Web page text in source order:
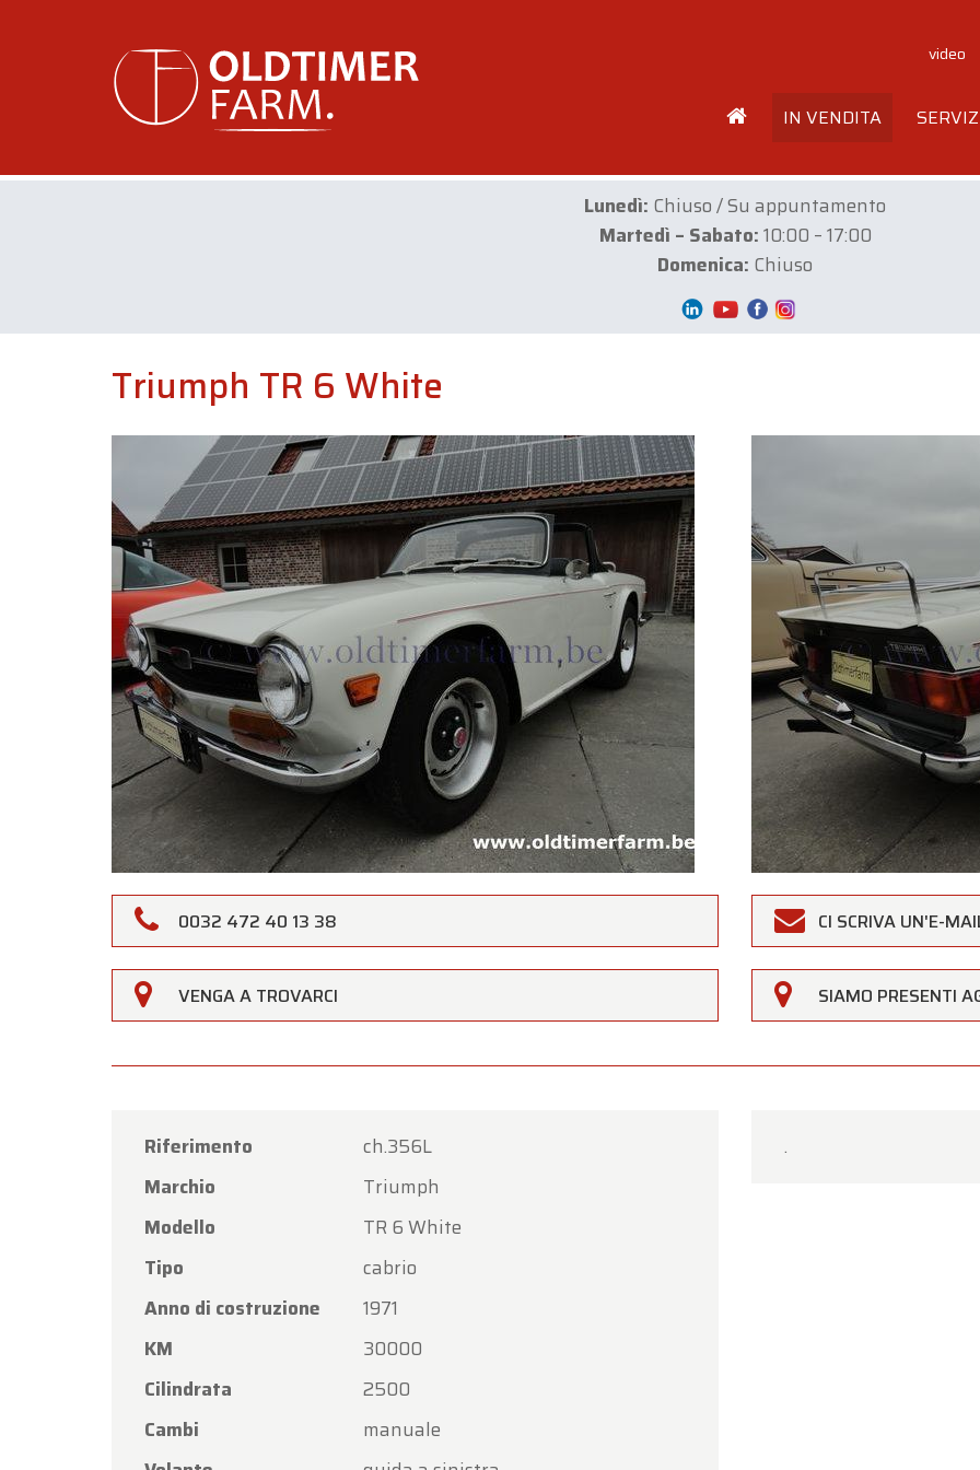
video
IN VENDITA
Lunedì: Chiuso / Su appuntamento
Martedì – Sabato:10:00 – 17:00
Domenica: Chiuso
Triumph TR 6 White
0032 472 40 13 38 CI SCRIVA UN'E-
VENGA A TROVARCI SIAMO PRESENTI
Riferimento
ch.356L
Marchio
Triumph
Modello
TR 6 White
Tipo
cabrio
Anno di costruzione
1971
KM
30000
Cilindrata
2500
Cambi
manuale
.
Oldtimerfarm
diFerragosto (Assunzione di Maria).
venerdì 14 agosto
Lunedì 17 agosto
Grazie per la vostra comprensione. Saremo lieti di accogliervi